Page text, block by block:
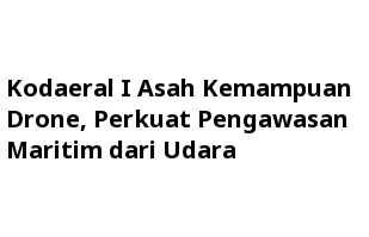
Kodaeral I Asah Kemampuan
Drone, Perkuat Pengawasan
Maritim dari Udara